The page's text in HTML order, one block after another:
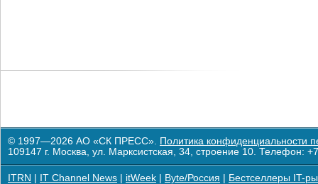
© 1997—2026 АО «СК ПРЕСС». Политика конфиденциальности
109147 г. Москва, ул. Марксистская, 34, строение 10. Телефон:
ITRN IT Channel News itWeek Byte/Россия Бестселлеры IT-